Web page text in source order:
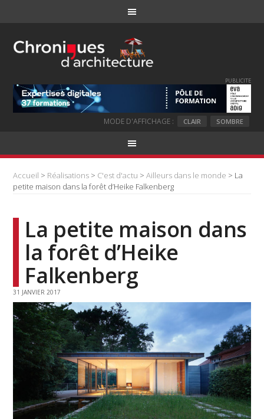
PUBLICITE
MODE D'AFFICHAGE : CLAIR SOMBRE
Accueil > Réalisations > C'est d'actu >Ailleurs dans le monde > La
petite maison dans la forêt d’Heike Falkenberg
La petite maison dans
la forêt d’Heike
Falkenberg
31 JANVIER 2017